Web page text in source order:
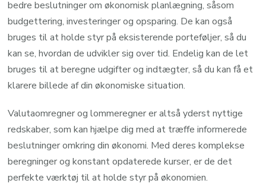
bedre beslutninger om økonomisk planlægning, såsom
budgettering, investeringer og opsparing. De kan også
bruges til at holde styr på eksisterende porteføljer, så du
kan se, hvordan de udvikler sig over tid. Endelig kan de let
bruges til at beregne udgifter og indtægter, så du kan få et
klarere billede af din økonomiske situation.
Valutaomregner og lommeregner er altså yderst nyttige
redskaber, som kan hjælpe dig med at træffe informerede
beslutninger omkring din økonomi. Med deres komplekse
beregninger og konstant opdaterede kurser, er de det
perfekte værktøj til at holde styr på økonomien.